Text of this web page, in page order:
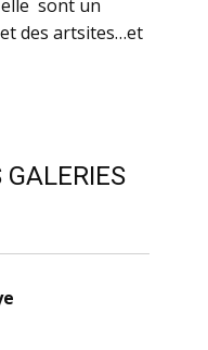
sont un
des artsites…et